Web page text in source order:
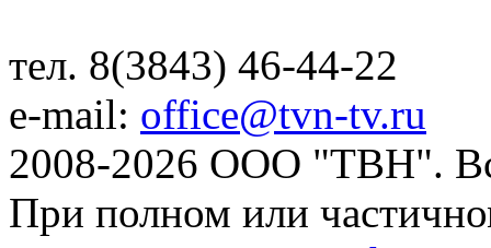
тел. 8(3843) 46-44-22
e-mail: office@tvn-tv.ru
2008-2026 ООО "ТВН".
При полном или